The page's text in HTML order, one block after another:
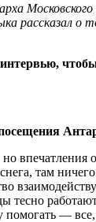
о
там
—